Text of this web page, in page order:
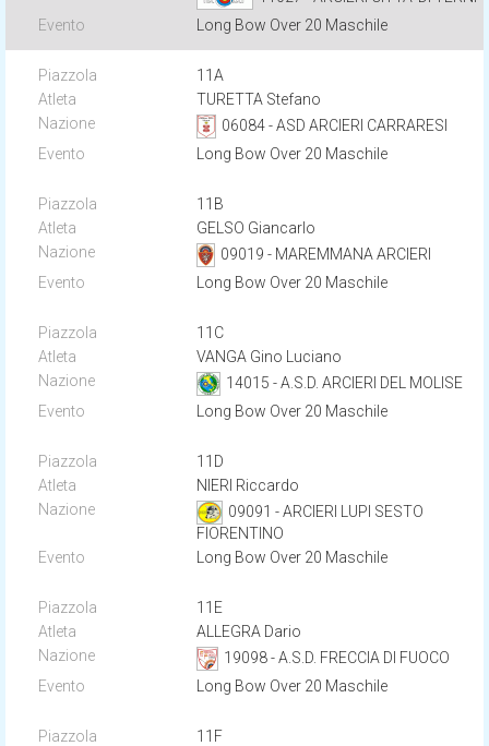
Long Bow Over 20 Maschile
11A
TURETTA Stefano
06084 - ASD ARCIERI CARRARESI
Long Bow Over 20 Maschile
11B
GELSO Giancarlo
09019 - MAREMMANA ARCIERI
Long Bow Over 20 Maschile
11C
VANGA Gino Luciano
14015 - A.S.D. ARCIERI DEL MOLISE
Long Bow Over 20 Maschile
11D
NIERI Riccardo
09091 - ARCIERI LUPI SESTO
FIORENTINO
Long Bow Over 20 Maschile
11E
ALLEGRA Dario
19098 - A.S.D. FRECCIA DI FUOCO
Long Bow Over 20 Maschile
11F